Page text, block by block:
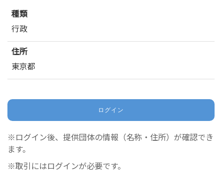
種類
行政
住所
東京都
ログイン
※ログイン後、提供団体の情報（名称・住所）が確認でき
ます。
※取引にはログインが必要です。